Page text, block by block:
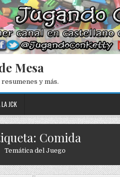
Mesa
y más.
JCK
Comida
Temática del Juego